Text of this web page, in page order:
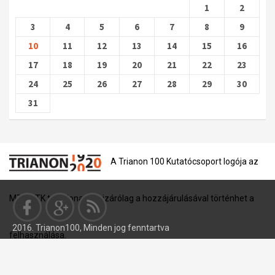
1
2
3
4 5 6 7 8
9
10
11 12 13 14 15
16
17
18 19 20 21 22
23
24
25 26 27 28 29
30
31
A Trianon 100 Kutatócsoport logója az
MTA BTK tulajdona, és kizárólag a hozzájárulásával történhet a
felhasználása.
2016. Trianon100, Minden jog fenntartva